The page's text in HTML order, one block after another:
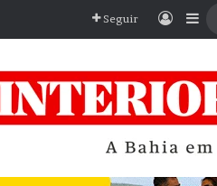
Seguir Entrar